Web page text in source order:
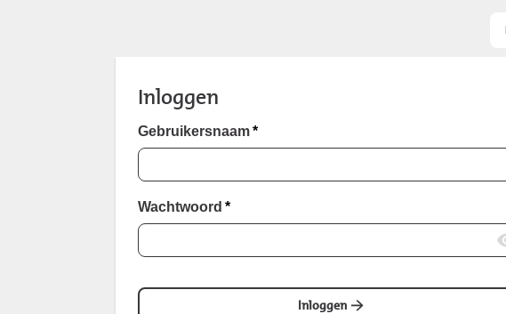
Inloggen
Gebruikersnaam *
Wachtwoord *
Inloggen